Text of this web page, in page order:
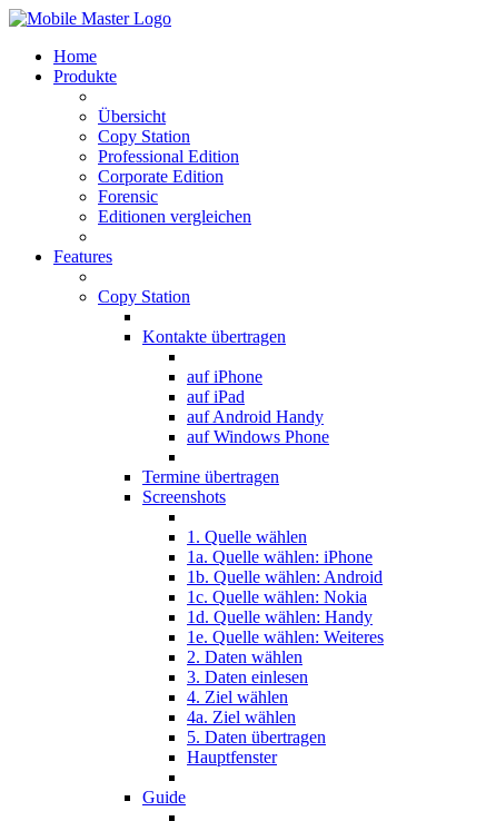
Home
Produkte
Übersicht
Copy Station
Professional Edition
Corporate Edition
Forensic
Editionen vergleichen
Features
Copy Station
Kontakte übertragen
auf iPhone
auf iPad
auf Android Handy
auf Windows Phone
Termine übertragen
Screenshots
1. Quelle wählen
1a. Quelle wählen: iPhone
1b. Quelle wählen: Android
1c. Quelle wählen: Nokia
1d. Quelle wählen: Handy
1e. Quelle wählen: Weiteres
2. Daten wählen
3. Daten einlesen
4. Ziel wählen
4a. Ziel wählen
5. Daten übertragen
Hauptfenster
Guide